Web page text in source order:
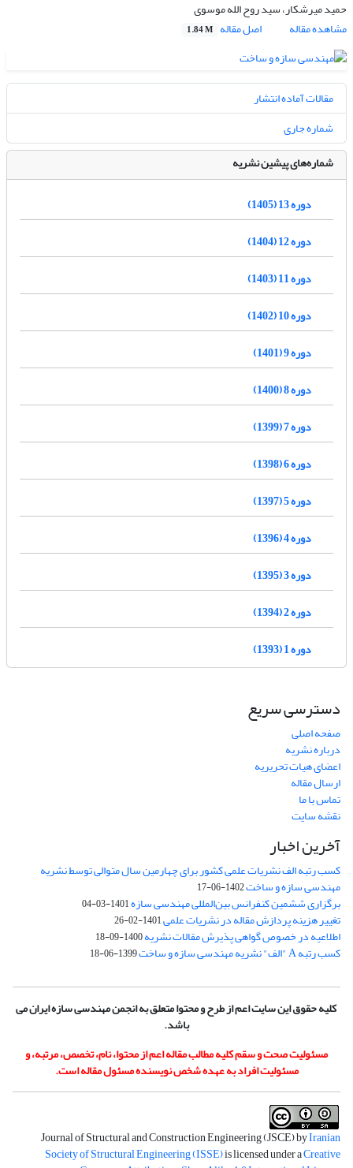
حمید میرشکار، سید روح الله موسوی
مشاهده مقاله
اصل مقاله 1.84 M
مقالات آماده انتشار
شماره جاری
شماره‌های پیشین نشریه
دوره 13 (1405)
دوره 12 (1404)
دوره 11 (1403)
دوره 10 (1402)
دوره 9 (1401)
دوره 8 (1400)
دوره 7 (1399)
دوره 6 (1398)
دوره 5 (1397)
دوره 4 (1396)
دوره 3 (1395)
دوره 2 (1394)
دوره 1 (1393)
دسترسی سریع
صفحه اصلی
درباره نشریه
اعضای هیات تحریریه
ارسال مقاله
تماس با ما
نقشه سایت
آخرین اخبار
کسب رتبه الف نشریات علمی کشور برای چهارمین سال متوالی توسط نشریه
مهندسی سازه و ساخت1402-06-17
برگزاری ششمین کنفرانس بین‌المللی مهندسی سازه1401-03-04
تغییر هزینه پردازش مقاله در نشریات علمی1401-02-26
اطلاعیه در خصوص گواهی پذیرش مقالات نشریه1400-09-18
کسب رتبه A "الف" نشریه مهندسی سازه و ساخت 1399-06-18
کلیه حقوق این سایت اعم از طرح و محتوا متعلق به انجمن مهندسی سازه ایران می
باشد.
مسئولیت صحت و سقم کلیه مطالب مقاله اعم از محتوا، نام، تخصص، مرتبه، و
مسئولیت افراد به عهده شخص نویسنده مسئول مقاله است.
Journal of Structural and Construction Engineering (JSCE) byIranian
Society of Structural Engineering (ISSE)is licensed under aCreative